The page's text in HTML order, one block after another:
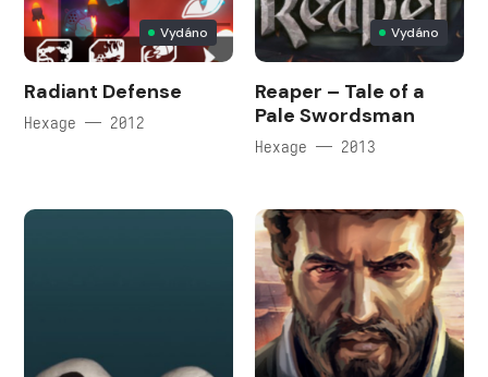
Vydáno
Radiant Defense
Hexage — 2012
Vydáno
Reaper – Tale of a
Pale Swordsman
Hexage — 2013